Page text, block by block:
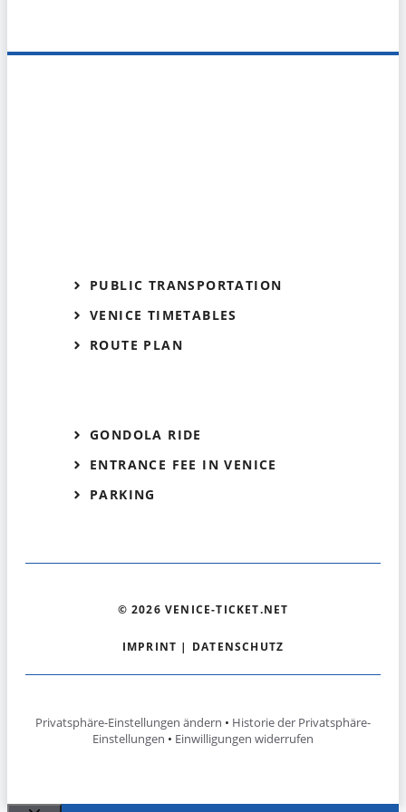
PUBLIC TRANSPORTATION
VENICE TIMETABLES
ROUTE PLAN
GONDOLA RIDE
ENTRANCE FEE IN VENICE
PARKING
© 2026 VENICE-TICKET.NET
IMPRINT | DATENSCHUTZ
Privatsphäre-Einstellungen ändern • Historie der Privatsphäre-
Einstellungen • Einwilligungen widerrufen